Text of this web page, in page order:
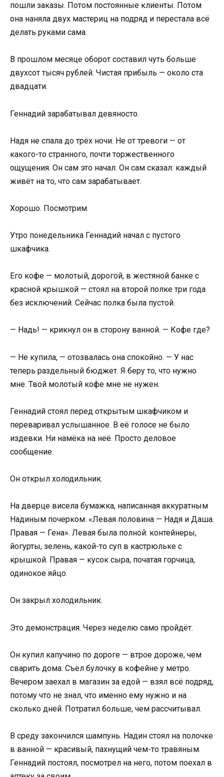
пошли заказы. Потом постоянные клиенты. Потом
она наняла двух мастериц на подряд и перестала всё
делать руками сама.
В прошлом месяце оборот составил чуть больше
двухсот тысяч рублей. Чистая прибыль — около ста
двадцати.
Геннадий зарабатывал девяносто.
Надя не спала до трёх ночи. Не от тревоги — от
какого-то странного, почти торжественного
ощущения. Он сам это начал. Он сам сказал: каждый
живёт на то, что сам зарабатывает.
Хорошо. Посмотрим.
Утро понедельника Геннадий начал с пустого
шкафчика.
Его кофе — молотый, дорогой, в жестяной банке с
красной крышкой — стоял на второй полке три года
без исключений. Сейчас полка была пустой.
— Надь! — крикнул он в сторону ванной. — Кофе где?
— Не купила, — отозвалась она спокойно. — У нас
теперь раздельный бюджет. Я беру то, что нужно
мне. Твой молотый кофе мне не нужен.
Геннадий стоял перед открытым шкафчиком и
переваривал услышанное. В её голосе не было
издевки. Ни намёка на неё. Просто деловое
сообщение.
Он открыл холодильник.
На дверце висела бумажка, написанная аккуратным
Надиным почерком: «Левая половина — Надя и Даша.
Правая — Гена». Левая была полной: контейнеры,
йогурты, зелень, какой-то суп в кастрюльке с
крышкой. Правая — кусок сыра, початая горчица,
одинокое яйцо.
Он закрыл холодильник.
Это демонстрация. Через неделю само пройдёт.
Он купил капучино по дороге — втрое дороже, чем
сварить дома. Съел булочку в кофейне у метро.
Вечером заехал в магазин за едой — взял всё подряд,
потому что не знал, что именно ему нужно и на
сколько дней. Потратил больше, чем рассчитывал.
В среду закончился шампунь. Надин стоял на полочке
в ванной — красивый, пахнущий чем-то травяным.
Геннадий постоял, посмотрел на него, потом поехал в